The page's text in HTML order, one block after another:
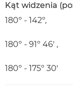
Kąt widzenia
180º - 142º,
180º - 91º 46' ,
180º - 175º 30'